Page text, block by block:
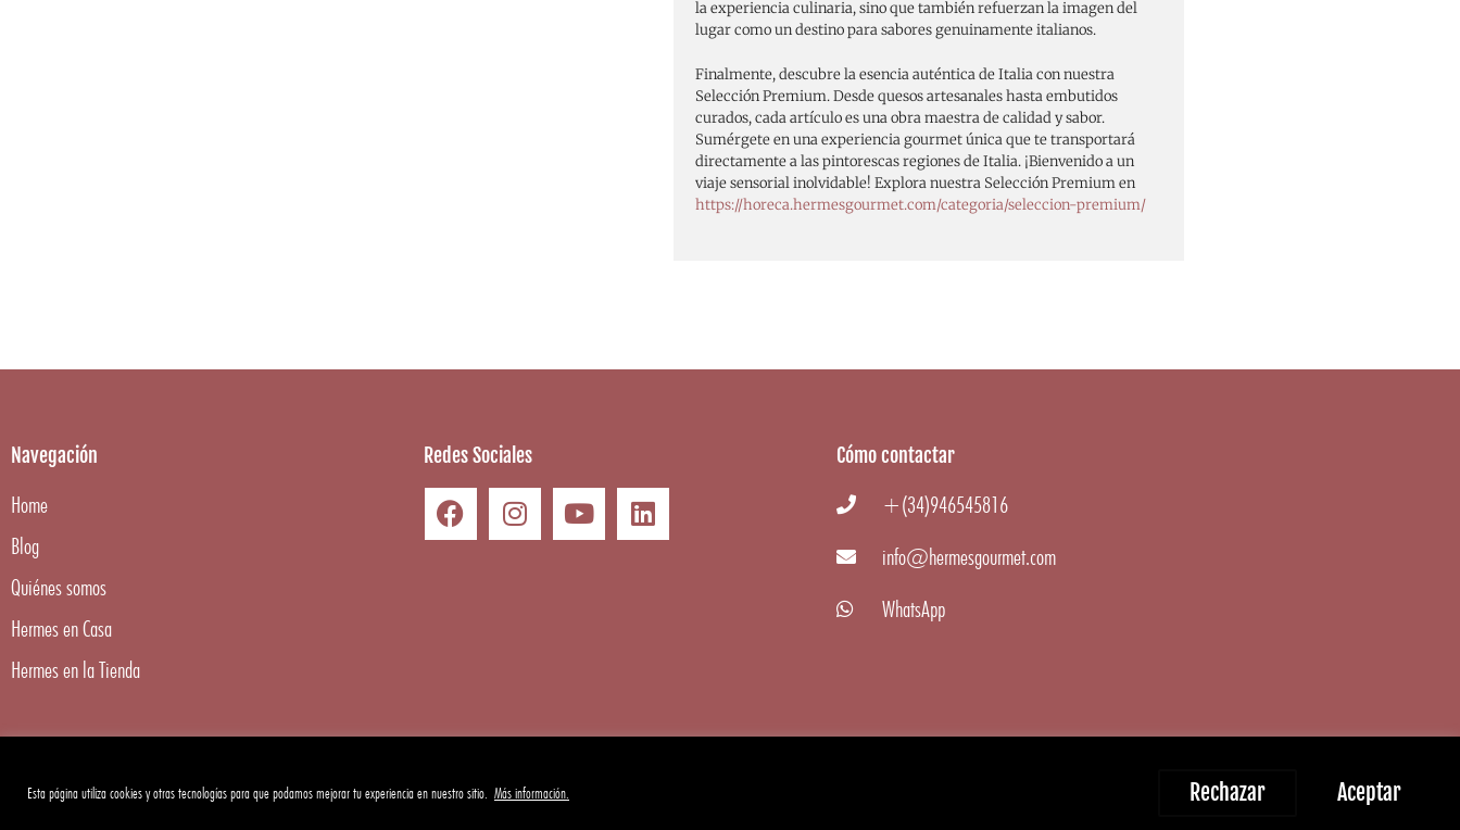
Esta página utiliza cookies y otras tecnologías para que podamos mejorar tu experiencia en nuestro sitio. Más información. Rechazar Aceptar
la experiencia culinaria, sino que también refuerzan la imagen del
lugar como un destino para sabores genuinamente italianos.
Finalmente, descubre la esencia auténtica de Italia con nuestra
Selección Premium. Desde quesos artesanales hasta embutidos
curados, cada artículo es una obra maestra de calidad y sabor.
Sumérgete en una experiencia gourmet única que te transportará
directamente a las pintorescas regiones de Italia. ¡Bienvenido a un
viaje sensorial inolvidable! Explora nuestra Selección Premium en
https://horeca.hermesgourmet.com/categoria/seleccion-premium/
Navegación
Home
Blog
Quiénes somos
Hermes en Casa
Hermes en la Tienda
Redes Sociales Cómo contactar
+(34)946545816
info@hermesgourmet.com
WhatsApp
Copyright ©2026Hermes Gourmet|Aviso Legal